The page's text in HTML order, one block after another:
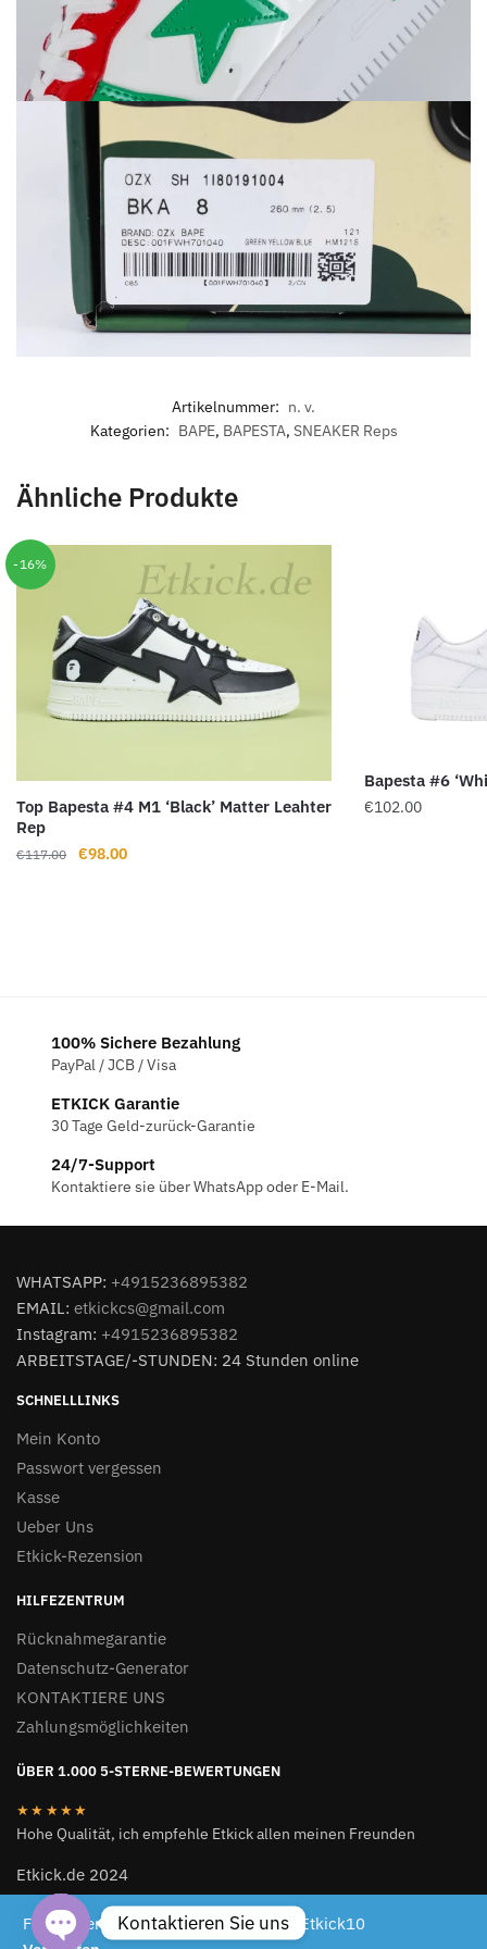
Für begrenzte Zeit 10 % Rabattcode: Etkick10
Artikelnummer: n. v.
Kategorien: BAPE, BAPESTA, SNEAKER Reps
Ähnliche Produkte
-16%
Top Bapesta #4 M1 ‘Black’ Matter Leahter
Rep
€117.00
Ursprünglicher
€98.00Aktueller
Bapesta #6
€102.00
100% Sichere Bezahlung
PayPal / JCB / Visa
ETKICK Garantie
30 Tage Geld-zurück-Garantie
24/7-Support
Kontaktiere sie über WhatsApp oder E-Mail.
WHATSAPP: +4915236895382
EMAIL: etkickcs@gmail.com
Instagram: +4915236895382
ARBEITSTAGE/-STUNDEN: 24 Stunden online
SCHNELLLINKS
Mein Konto
Passwort vergessen
Kasse
Ueber Uns
Etkick-Rezension
HILFEZENTRUM
Rücknahmegarantie
Datenschutz-Generator
KONTAKTIERE UNS
Zahlungsmöglichkeiten
ÜBER 1.000 5-STERNE-BEWERTUNGEN
★★★★★
Hohe Qualität, ich empfehle Etkick allen meinen Freunden
Etkick.de 2024
ETKICK.DE 2024
Kontaktieren Sie uns